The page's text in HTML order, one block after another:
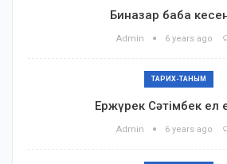
Биназар баба
Admin 6 years ago
ТАРИХ-ТАНЫМ
Ержүрек Сәтімбек ел
Admin 6 years ago